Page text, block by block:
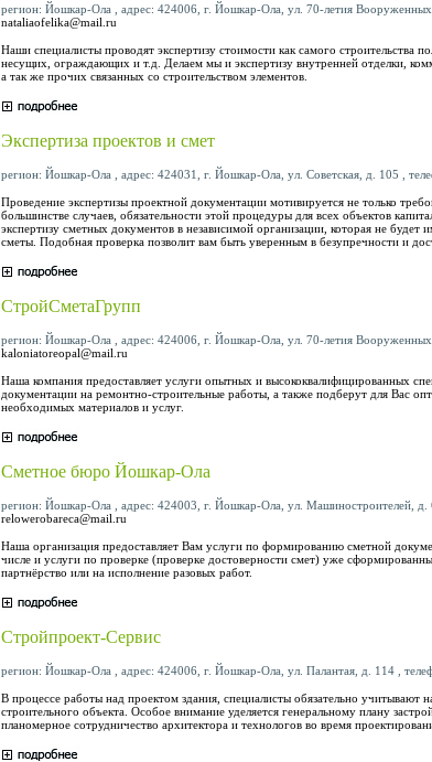
регион: Йошкар-Ола , адрес: 424006, г. Йошкар-Ола, ул. 70-летия
nataliaofelika@mail.ru
Наши специалисты проводят экспертизу стоимости как самого строительства
несущих, ограждающих и т.д. Делаем мы и экспертизу внутренней отделки,
а так же прочих связанных со строительством элементов.
Экспертиза проектов и смет
регион: Йошкар-Ола , адрес: 424031, г. Йошкар-Ола, ул. Советская, д. 105 ,
Проведение экспертизы проектной документации мотивируется не только
большинстве случаев, обязательности этой процедуры для всех объектов
экспертизу сметных документов в независимой организации, которая не будет
сметы. Подобная проверка позволит вам быть уверенным в безупречности и
СтройСметаГрупп
регион: Йошкар-Ола , адрес: 424006, г. Йошкар-Ола, ул. 70-летия
kaloniatoreopal@mail.ru
Наша компания предоставляет услуги опытных и высококвалифицированных
документации на ремонтно-строительные работы, а также подберут для Вас
необходимых материалов и услуг.
Сметное бюро Йошкар-Ола
регион: Йошкар-Ола , адрес: 424003, г. Йошкар-Ола, ул. Машиностроителей,
relowerobareca@mail.ru
Наша организация предоставляет Вам услуги по формированию сметной
числе и услуги по проверке (проверке достоверности смет) уже
партнёрство или на исполнение разовых работ.
Стройпроект-Сервис
регион: Йошкар-Ола , адрес: 424006, г. Йошкар-Ола, ул. Палантая, д. 114 ,
В процессе работы над проектом здания, специалисты обязательно учитывают
строительного объекта. Особое внимание уделяется генеральному плану
планомерное сотрудничество архитектора и технологов во время